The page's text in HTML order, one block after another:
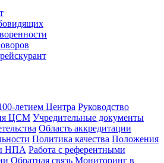
летием Центра Руководство
ЦСМ Учредительные документы
Область аккредитации
Политика качества Положения
НПА Работа с референтными
Обратная связь Мониторинг в